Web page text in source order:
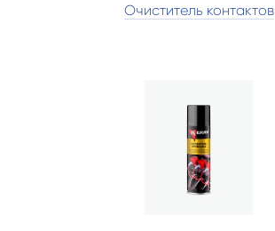
Очиститель контактов